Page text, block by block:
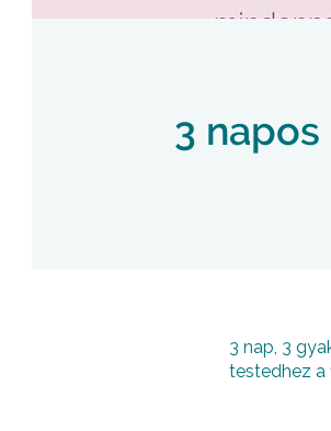
3
3 nap, 3